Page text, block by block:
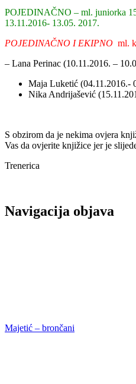
POJEDINAČNO – ml. juniorka
13.11.2016- 13.05. 2017.
POJEDINAČNO I EKIPNO ml.
– Lana Perinac (10.11.2016. –
Maja Luketić (04.11.2016.-
Nika Andrijašević
S obzirom da je nekima ovjera
Vas da ovjerite knjižice jer je
Trenerica
Navigacija objava
Majetić – brončani